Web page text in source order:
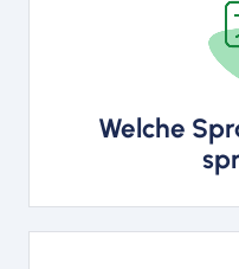
Welche